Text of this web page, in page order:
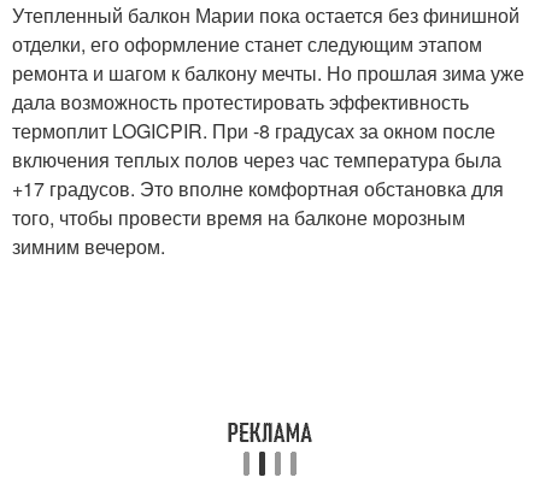
Утепленный балкон Марии пока остается без финишной
отделки, его оформление станет следующим этапом
ремонта и шагом к балкону мечты. Но прошлая зима уже
дала возможность протестировать эффективность
термоплит LOGICPIR. При -8 градусах за окном после
включения теплых полов через час температура была
+17 градусов. Это вполне комфортная обстановка для
того, чтобы провести время на балконе морозным
зимним вечером.